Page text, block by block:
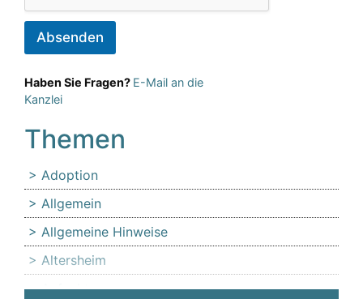
Absenden
Haben Sie Fragen? E-Mail an die
Kanzlei
Themen
Adoption
Allgemein
Allgemeine Hinweise
Altersheim
Anfechtung